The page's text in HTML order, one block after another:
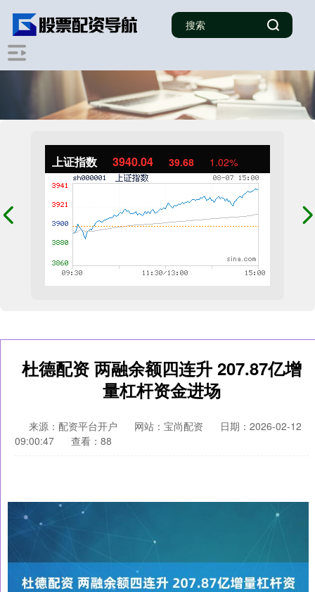
上证指数 3940.04 39.68 1.02%
杜德配资 两融余额四连升 207.87亿增
量杠杆资金进场
来源：配资平台开户 网站：宝尚配资
日期：2026-02-12
09:00:47
查看：88